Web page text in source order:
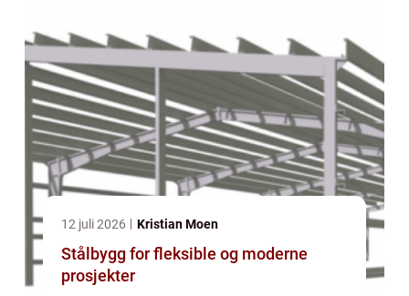
12 juli 2026 Kristian Moen
Stålbygg for fleksible og moderne
prosjekter